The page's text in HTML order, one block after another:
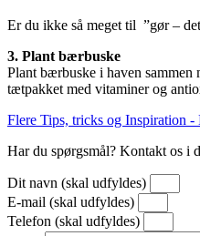
Er du ikke så meget til ”gør –
3. Plant bærbuske
Plant bærbuske i haven sammen
tætpakket med vitaminer og
Flere Tips, tricks og Inspiration
Har du spørgsmål? Kontakt os i
Dit navn (skal udfyldes)
E-mail (skal udfyldes)
Telefon (skal udfyldes)